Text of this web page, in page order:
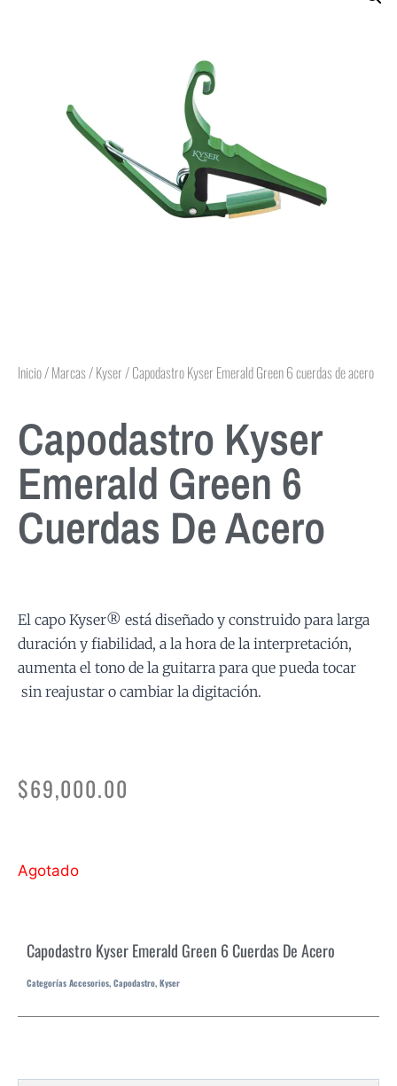
Inicio/Marcas/Kyser/ Capodastro Kyser Emerald Green 6 cuerdas de acero
Capodastro Kyser
Emerald Green 6
Cuerdas De Acero
El capo Kyser® está diseñado y construido para larga
duración y fiabilidad, a la hora de la interpretación,
aumenta el tono de la guitarra para que pueda tocar
sin reajustar o cambiar la digitación.
$69,000.00
Agotado
Capodastro Kyser Emerald Green 6 Cuerdas De Acero
Categorías Accesorios, Capodastro, Kyser